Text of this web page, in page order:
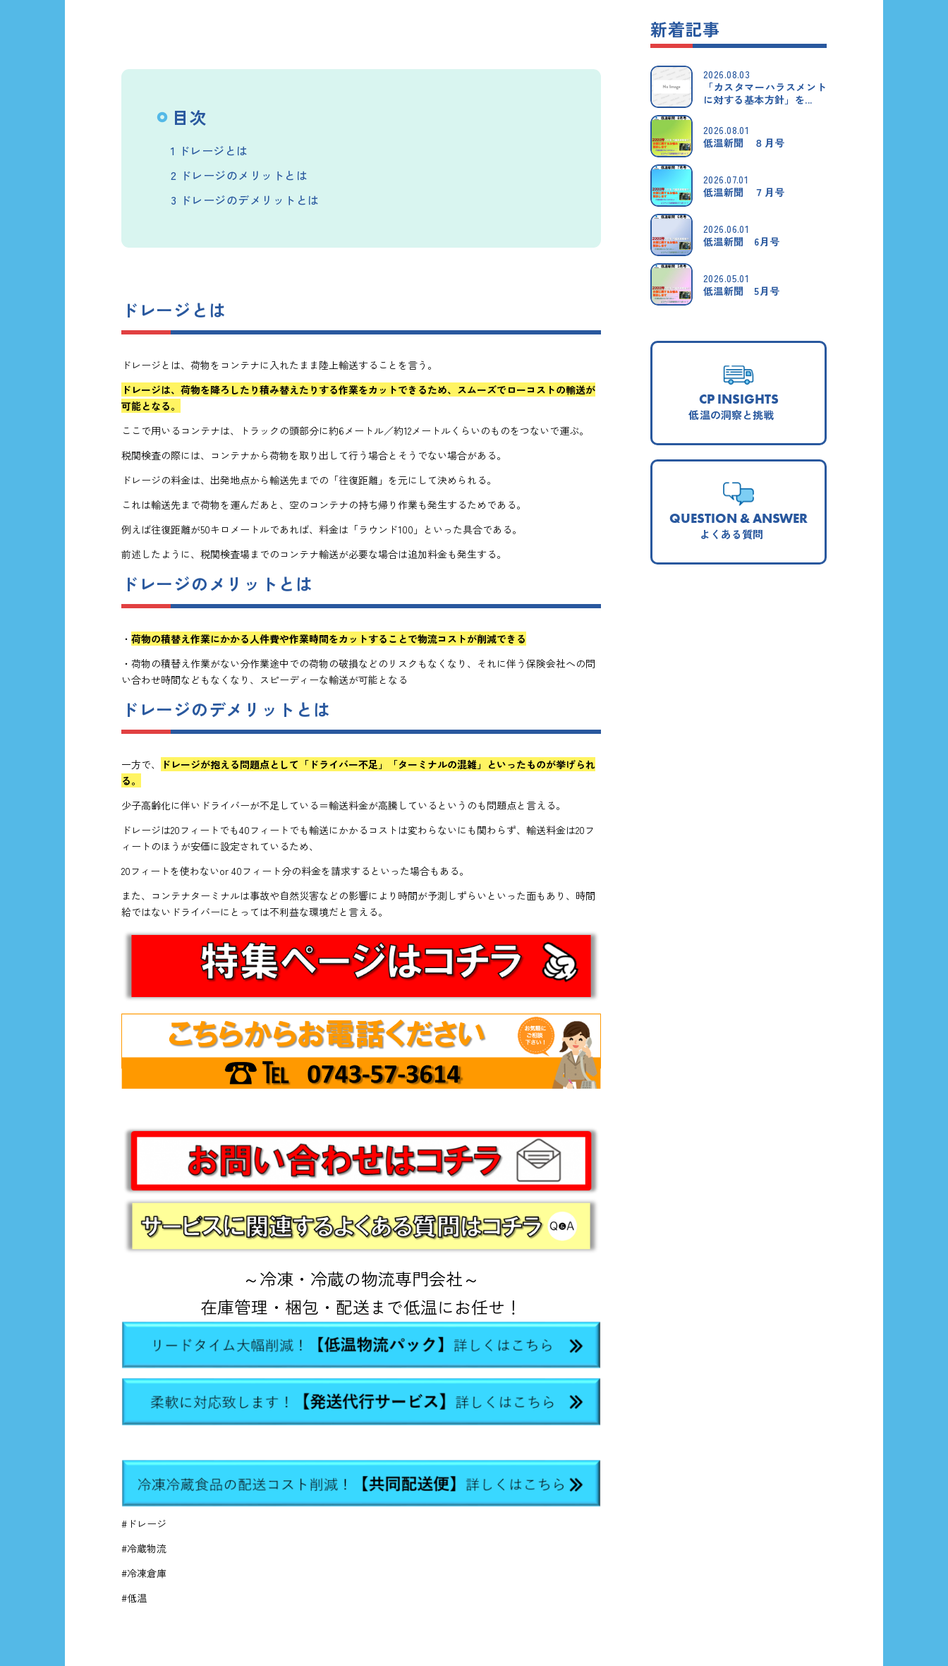
目次
1 ドレージとは
2 ドレージのメリットとは
3 ドレージのデメリットとは
ドレージとは
ドレージとは、荷物をコンテナに入れたまま陸上輸送することを言う。
ドレージは、荷物を降ろしたり積み替えたりする作業をカットできるため、スムーズでローコストの輸送が
可能となる。
ここで用いるコンテナは、トラックの頭部分に約6メートル／約12メートルくらいのものをつないで運ぶ。
税関検査の際には、コンテナから荷物を取り出して行う場合とそうでない場合がある。
ドレージの料金は、出発地点から輸送先までの「往復距離」を元にして決められる。
これは輸送先まで荷物を運んだあと、空のコンテナの持ち帰り作業も発生するためである。
例えば往復距離が50キロメートルであれば、料金は「ラウンド100」といった具合である。
前述したように、税関検査場までのコンテナ輸送が必要な場合は追加料金も発生する。
ドレージのメリットとは
・ 荷物の積替え作業にかかる人件費や作業時間をカットすることで物流コストが削減できる
・荷物の積替え作業がない分作業途中での荷物の破損などのリスクもなくなり、それに伴う保険会社への問
い合わせ時間などもなくなり、スピーディーな輸送が可能となる
ドレージのデメリットとは
一方で、
ドレージが抱える問題点として「ドライバー不足」「ターミナルの混雑」といったものが挙げられ
る。
少子高齢化に伴いドライバーが不足している＝輸送料金が高騰しているというのも問題点と言える。
ドレージは20フィートでも40フィートでも輸送にかかるコストは変わらないにも関わらず、輸送料金は20フ
ィートのほうが安価に設定されているため、
20フィートを使わないor 40フィート分の料金を請求するといった場合もある。
また、コンテナターミナルは事故や自然災害などの影響により時間が予測しずらいといった面もあり、時間
給ではないドライバーにとっては不利益な環境だと言える。
～冷凍・冷蔵の物流専門会社～
在庫管理・梱包・配送まで低温にお任せ！
#ドレージ
#冷蔵物流
#冷凍倉庫
#低温
新着記事
2026.08.03
「カスタマーハラスメント
に対する基本方針」を...
2026.08.01
低温新聞 ８月号
2026.07.01
低温新聞 ７月号
2026.06.01
低温新聞 6月号
2026.05.01
低温新聞 5月号
CP INSIGHTS
低温の洞察と挑戦
QUESTION & ANSWER
よくある質問